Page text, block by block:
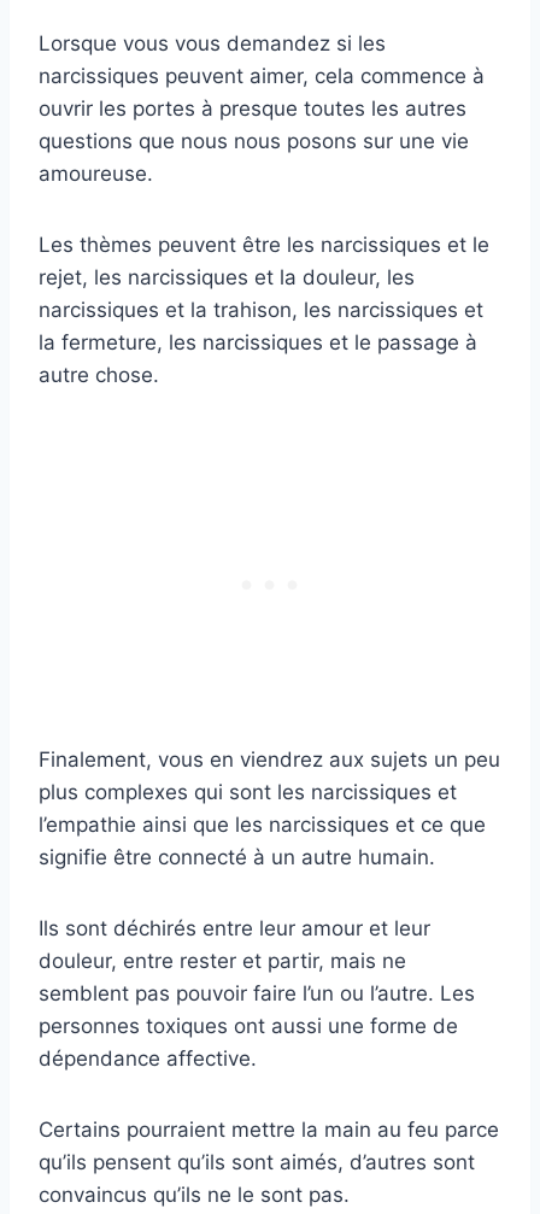
Lorsque vous vous demandez si les
narcissiques peuvent aimer, cela commence à
ouvrir les portes à presque toutes les autres
questions que nous nous posons sur une vie
amoureuse.
Les thèmes peuvent être les narcissiques et le
rejet, les narcissiques et la douleur, les
narcissiques et la trahison, les narcissiques et
la fermeture, les narcissiques et le passage à
autre chose.
Finalement, vous en viendrez aux sujets un peu
plus complexes qui sont les narcissiques et
l’empathie ainsi que les narcissiques et ce que
signifie être connecté à un autre humain.
Ils sont déchirés entre leur amour et leur
douleur, entre rester et partir, mais ne
semblent pas pouvoir faire l’un ou l’autre. Les
personnes toxiques ont aussi une forme de
dépendance affective.
Certains pourraient mettre la main au feu parce
qu’ils pensent qu’ils sont aimés, d’autres sont
convaincus qu’ils ne le sont pas.